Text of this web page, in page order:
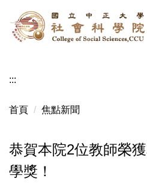
到
主
容
:::
首頁 焦點新聞
恭賀本院2位教師榮
學獎！